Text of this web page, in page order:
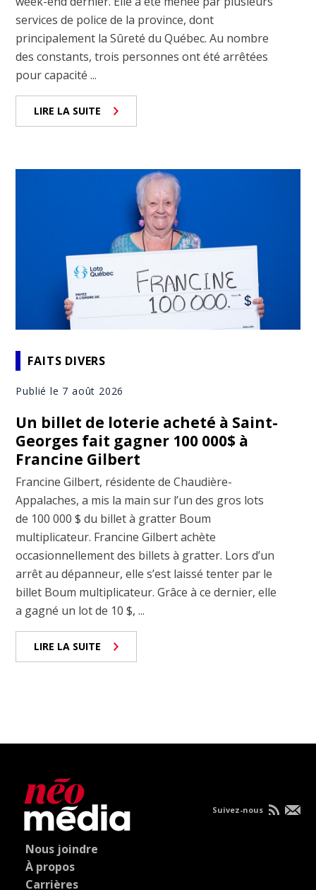
services de police de la province, dont
principalement la Sûreté du Québec. Au nombre
des constants, trois personnes ont été arrêtées
pour capacité ...
LIRE LA SUITE
FAITS DIVERS
Publié le 7 août 2026
Un billet de loterie acheté à Saint-
Georges fait gagner 100 000$ à
Francine Gilbert
Francine Gilbert, résidente de Chaudière-
Appalaches, a mis la main sur l’un des gros lots
de 100 000 $ du billet à gratter Boum
multiplicateur. Francine Gilbert achète
occasionnellement des billets à gratter. Lors d’un
arrêt au dépanneur, elle s’est laissé tenter par le
billet Boum multiplicateur. Grâce à ce dernier, elle
a gagné un lot de 10 $, ...
LIRE LA SUITE
Nous joindre
À propos
Carrières
Suivez-nous